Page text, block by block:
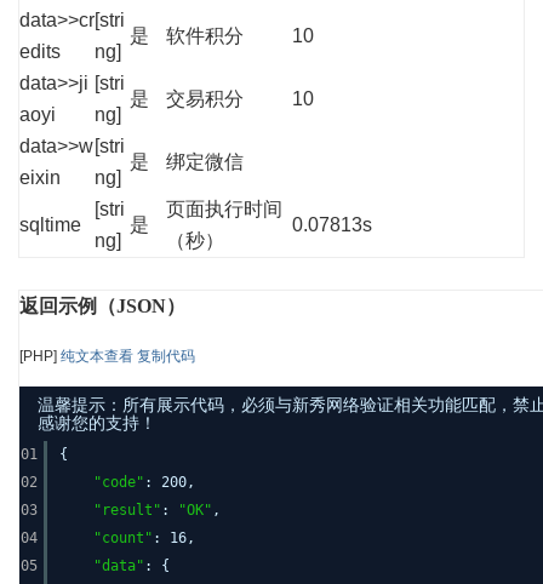
data>>cr
edits
[stri
ng]
是 软件积分 10
data>>ji
aoyi
[stri
ng]
是 交易积分 10
data>>w
eixin
[stri
ng]
是 绑定微信
sqltime
[stri
ng]
是
页面执行时间
（秒）
0.07813s
返回示例（JSON）
[PHP] 纯文本查看 复制代码
温馨提示：所有展示代码，必须与新秀网络验证相关功能匹配，
感谢您的支持！
01
02
03
04
05
{
"code" : 200,
"result" : "OK" ,
"count" : 16,
"data" : {